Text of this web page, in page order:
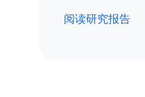
阅读研究报告